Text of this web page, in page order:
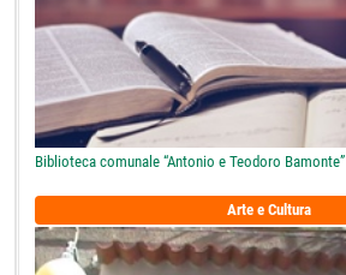
Biblioteca comunale “Antonio e Teodoro Bamonte”
Arte e Cultura